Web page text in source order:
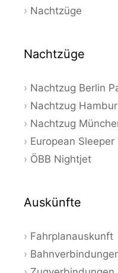
Nachtzüge
Nachtzüge
Nachtzug Berlin
Nachtzug
Nachtzug
European Sleeper
ÖBB Nightjet
Auskünfte
Fahrplanauskunft